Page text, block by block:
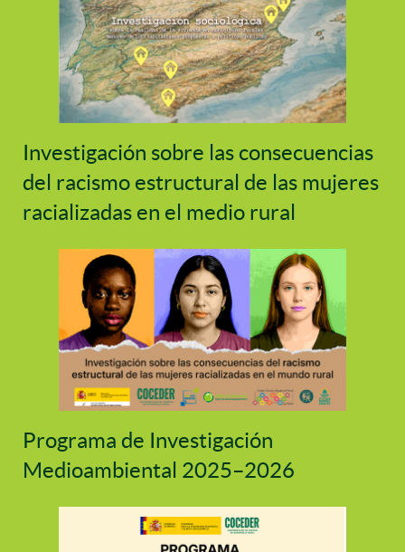
Investigación sobre las consecuencias
del racismo estructural de las mujeres
racializadas en el medio rural
Programa de Investigación
Medioambiental 2025–2026